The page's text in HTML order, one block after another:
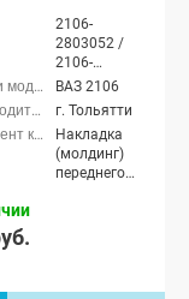
2106-
2803052 /
2106-
2803053
ВАЗ 2106
г. Тольятти
Накладка
(молдинг)
переднего